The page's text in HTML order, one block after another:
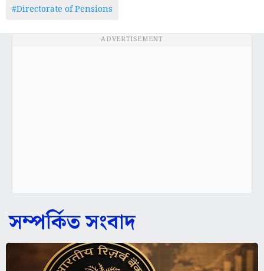
#Directorate of Pensions
ADVERTISEMENT
সম্পর্কিত সংবাদ